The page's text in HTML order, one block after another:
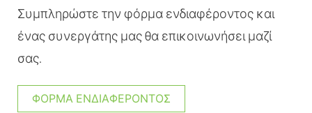
Συμπληρώστε την φόρμα ενδιαφέροντος και
ένας συνεργάτης μας θα επικοινωνήσει μαζί
σας.
ΦΌΡΜΑ ΕΝΔΙΑΦΈΡΟΝΤΟΣ